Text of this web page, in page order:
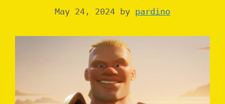
May 24, 2024 by pardino